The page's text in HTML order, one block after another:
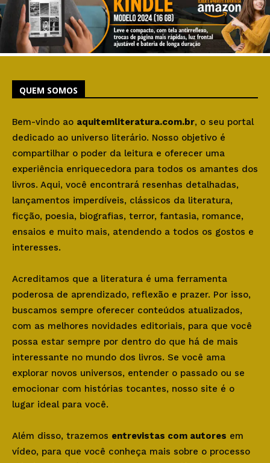
QUEM SOMOS
Bem-vindo ao aquitemliteratura.com.br, o seu portal
dedicado ao universo literário. Nosso objetivo é
compartilhar o poder da leitura e oferecer uma
experiência enriquecedora para todos os amantes dos
livros. Aqui, você encontrará resenhas detalhadas,
lançamentos imperdíveis, clássicos da literatura,
ficção, poesia, biografias, terror, fantasia, romance,
ensaios e muito mais, atendendo a todos os gostos e
interesses.
Acreditamos que a literatura é uma ferramenta
poderosa de aprendizado, reflexão e prazer. Por isso,
buscamos sempre oferecer conteúdos atualizados,
com as melhores novidades editoriais, para que você
possa estar sempre por dentro do que há de mais
interessante no mundo dos livros. Se você ama
explorar novos universos, entender o passado ou se
emocionar com histórias tocantes, nosso site é o
lugar ideal para você.
Além disso, trazemos entrevistas com autores em
vídeo, para que você conheça mais sobre o processo